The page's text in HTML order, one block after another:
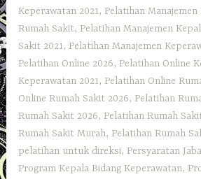
Keperawatan 2021, Pelatihan Manajemen
Rumah Sakit, Pelatihan Manajemen
Sakit 2021, Pelatihan Manajemen
Pelatihan Online 2026, Pelatihan Online
Keperawatan 2021, Pelatihan Online
Online Rumah Sakit 2026, Pelatihan
Rumah Sakit 2026, Pelatihan Rumah
Rumah Sakit Murah, Pelatihan Rumah
pelatihan untuk direksi, Persyaratan
Program Kepala Bidang Keperawatan,